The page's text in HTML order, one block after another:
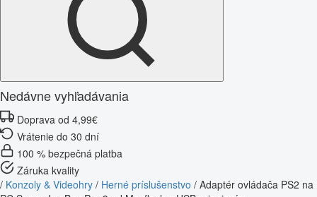
Nedávne vyhľadávania
Doprava od 4,99€
Vrátenie do 30 dní
100 % bezpečná platba
Záruka kvality
/ Konzoly & Videohry / Herné príslušenstvo / Adaptér ovládača PS2 na